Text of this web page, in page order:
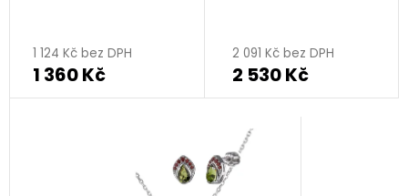
1 124 Kč bez DPH
1 360 Kč
2 091 Kč bez DPH
2 530 Kč